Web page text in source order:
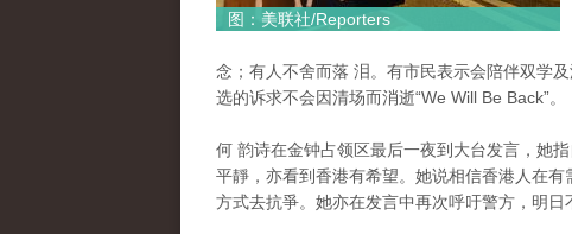
图：美联社/Reporters
念；有人不舍而落 泪。有市民表示会陪伴双学
选的诉求不会因清场而消逝“We Will Be Back”。
何 韵诗在金钟占领区最后一夜到大台发言，她
平靜，亦看到香港有希望。她说相信香港人在
方式去抗爭。她亦在发言中再次呼吁警方，明日